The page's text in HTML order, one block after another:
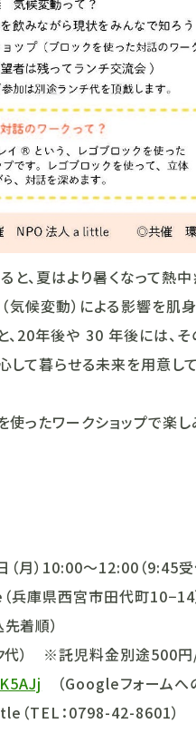
、夏はより暑くなって熱
気候変動）による影響を
、20年後や 30 年後には、
して暮らせる未来を用意し
使ったワークショップで楽
月）10:00～12:00（9:45受
庫県西宮市田代町10−14
着順）
代） ※託児料金別途500
（Googleフォームへ
（TEL：0798-42-8601）